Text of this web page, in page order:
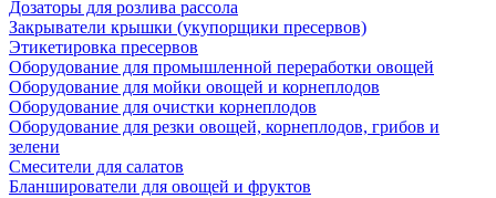
Дозаторы для розлива рассола
Закрыватели крышки (укупорщики пресервов)
Этикетировка пресервов
Оборудование для промышленной переработки овощей
Оборудование для мойки овощей и корнеплодов
Оборудование для очистки корнеплодов
Оборудование для резки овощей, корнеплодов, грибов и
зелени
Смесители для салатов
Бланширователи для овощей и фруктов